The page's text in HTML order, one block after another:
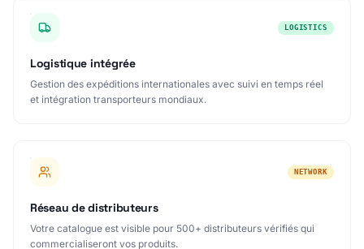
LOGISTICS
Logistique intégrée
Gestion des expéditions internationales avec suivi en temps réel
et intégration transporteurs mondiaux.
NETWORK
Réseau de distributeurs
Votre catalogue est visible pour 500+ distributeurs vérifiés qui
commercialiseront vos produits.